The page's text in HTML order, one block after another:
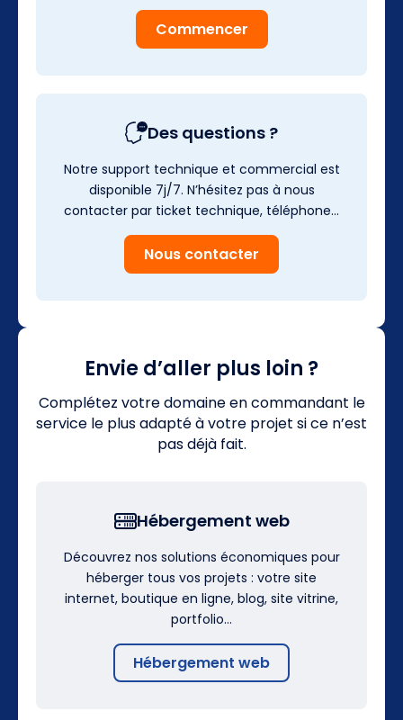
Commencer
Des questions ?
Notre support technique et commercial est
disponible 7j/7. N’hésitez pas à nous
contacter par ticket technique, téléphone…
Nous contacter
Envie d’aller plus loin ?
Complétez votre domaine en commandant le
service le plus adapté à votre projet si ce n’est
pas déjà fait.
Hébergement web
Découvrez nos solutions économiques pour
héberger tous vos projets : votre site
internet, boutique en ligne, blog, site vitrine,
portfolio…
Hébergement web